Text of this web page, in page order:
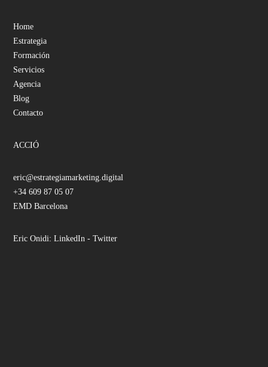
Home
Estrategia
Formación
Servicios
Agencia
Blog
Contacto
ACCIÓ
eric@estrategiamarketing.digital
+34 609 87 05 07
EMD Barcelona
Eric Onidi:LinkedIn -Twitter